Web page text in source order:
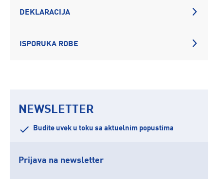
DEKLARACIJA
ISPORUKA ROBE
NEWSLETTER
Budite uvek u toku sa aktuelnim popustima
Prijava na newsletter